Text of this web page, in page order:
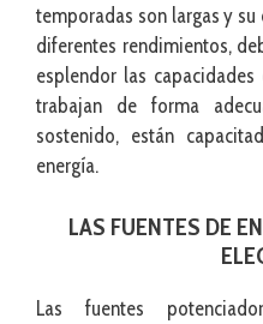
temporadas son largas y
diferentes rendimientos,
esplendor las
trabajan de forma
sostenido, están
energía.
LAS FUENTES DE
Las fuentes